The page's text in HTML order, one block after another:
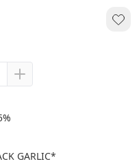
GARLIC*